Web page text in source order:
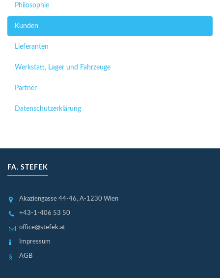
Philosophie
Kunden
Lieferanten
Werkstatt, Lager und Fahrzeuge
Partner
Datenschutzerklärung
FA. STEFEK
Akaziengasse 44-46, A-1230 Wien
+43-1-406 53 50
office@stefek.at
Impressum
AGB